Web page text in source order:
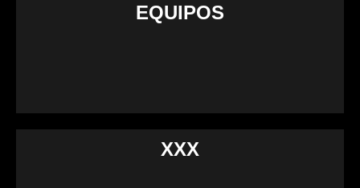
EQUIPOS
XXX